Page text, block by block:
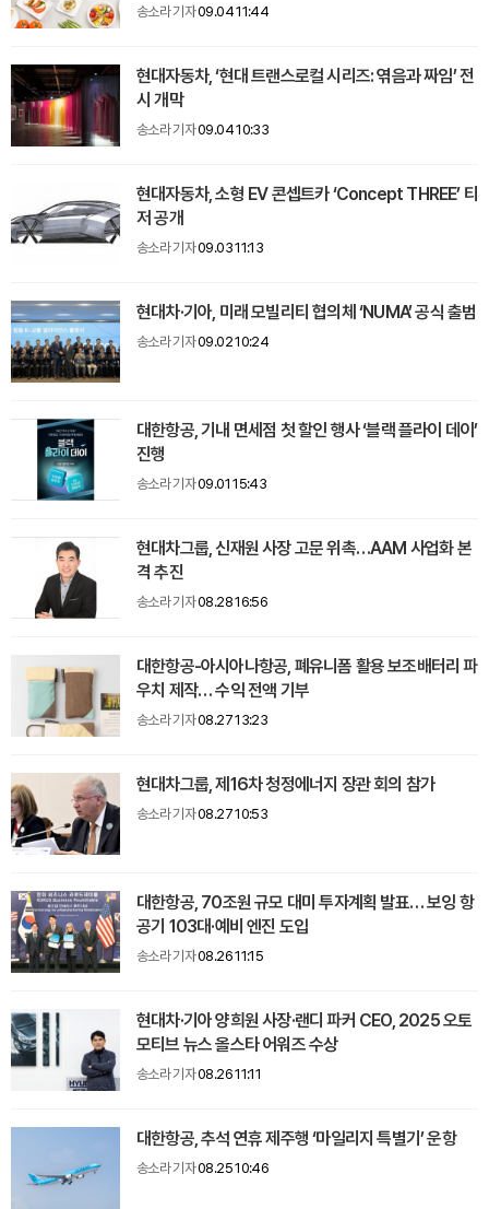
송소라 기자09.04 11:44
현대자동차, ‘현대 트랜스로컬 시리즈: 엮음과 짜임’ 전
시 개막
송소라 기자09.04 10:33
현대자동차, 소형 EV 콘셉트카 ‘Concept THREE’ 티
저 공개
송소라 기자09.03 11:13
현대차·기아, 미래 모빌리티 협의체 ‘NUMA’ 공식 출범
송소라 기자09.02 10:24
대한항공, 기내 면세점 첫 할인 행사 ‘블랙 플라이 데이’
진행
송소라 기자09.01 15:43
현대차그룹, 신재원 사장 고문 위촉…AAM 사업화 본
격 추진
송소라 기자08.28 16:56
대한항공-아시아나항공, 폐유니폼 활용 보조배터리 파
우치 제작… 수익 전액 기부
송소라 기자08.27 13:23
현대차그룹, 제16차 청정에너지 장관 회의 참가
송소라 기자08.27 10:53
대한항공, 70조원 규모 대미 투자계획 발표… 보잉 항
공기 103대·예비 엔진 도입
송소라 기자08.26 11:15
현대차·기아 양희원 사장·랜디 파커 CEO, 2025 오토
모티브 뉴스 올스타 어워즈 수상
송소라 기자08.26 11:11
대한항공, 추석 연휴 제주행 ‘마일리지 특별기’ 운항
송소라 기자08.25 10:46